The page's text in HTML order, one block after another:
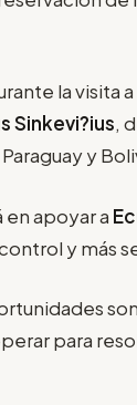
la visita a
Sinkevi?ius,
y
apoyar a
y más
para